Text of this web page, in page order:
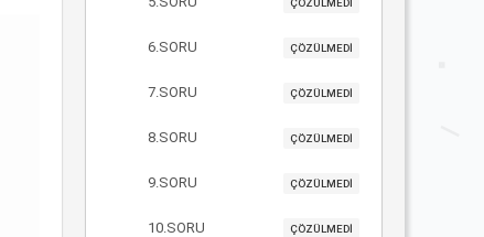
ÇÖZÜLMEDİ
6.SORU ÇÖZÜLMEDİ
7.SORU ÇÖZÜLMEDİ
8.SORU ÇÖZÜLMEDİ
9.SORU ÇÖZÜLMEDİ
10.SORU ÇÖZÜLMEDİ